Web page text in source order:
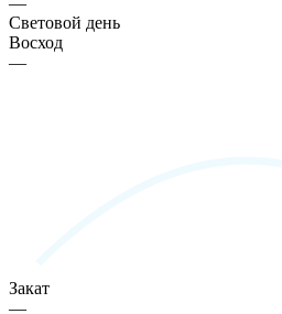
Световой день
Восход
—
Закат
—